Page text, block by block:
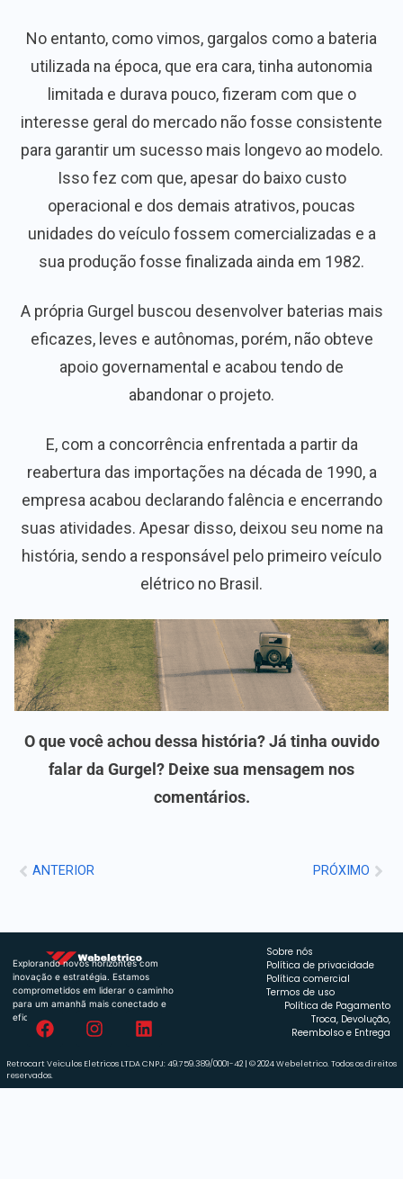
No entanto, como vimos, gargalos como a bateria
utilizada na época, que era cara, tinha autonomia
limitada e durava pouco, fizeram com que o
interesse geral do mercado não fosse consistente
para garantir um sucesso mais longevo ao modelo.
Isso fez com que, apesar do baixo custo
operacional e dos demais atrativos, poucas
unidades do veículo fossem comercializadas e a
sua produção fosse finalizada ainda em 1982.
A própria Gurgel buscou desenvolver baterias mais
eficazes, leves e autônomas, porém, não obteve
apoio governamental e acabou tendo de
abandonar o projeto.
E, com a concorrência enfrentada a partir da
reabertura das importações na década de 1990, a
empresa acabou declarando falência e encerrando
suas atividades. Apesar disso, deixou seu nome na
história, sendo a responsável pelo primeiro veículo
elétrico no Brasil.
O que você achou dessa história? Já tinha ouvido
falar da Gurgel? Deixe sua mensagem nos
comentários.
ANTERIOR PRÓXIMO
Explorando novos horizontes com
inovação e estratégia. Estamos
comprometidos em liderar o caminho
para um amanhã mais conectado e
eficiente.
Sobre nós
Política de privacidade
Política comercial
Termos de uso
Política de Pagamento
Troca, Devolução,
Reembolso e Entrega
Retrocart Veiculos Eletricos LTDA CNPJ: 49.759.389/0001-42 | © 2024 Webeletrico. Todos os direitos
reservados.